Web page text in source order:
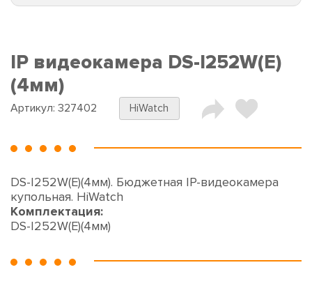
IP видеокамера DS-I252W(E)
(4мм)
Артикул: 327402 HiWatch
DS-I252W(E)(4мм). Бюджетная IP-видеокамера
купольная. HiWatch
Комплектация:
DS-I252W(E)(4мм)